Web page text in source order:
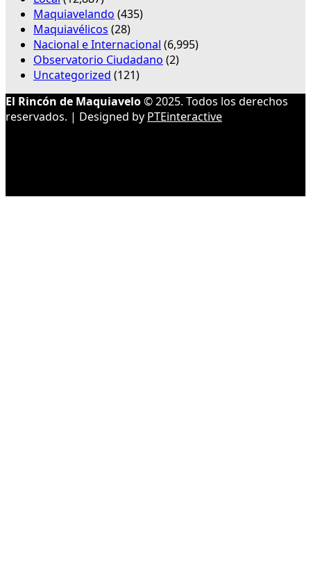
Maquiavelando (435)
Maquiavélicos (28)
Nacional e Internacional (6,995)
Observatorio Ciudadano (2)
Uncategorized (121)
El Rincón de Maquiavelo© 2025. Todos los derechos
reservados. | Designed by PTEinteractive